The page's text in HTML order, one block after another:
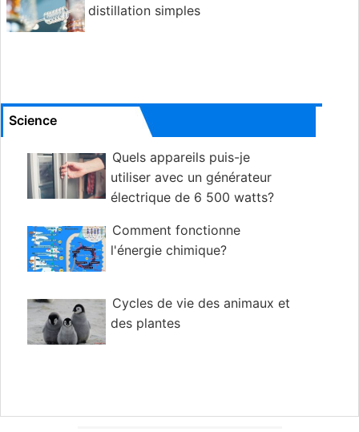
distillation simples
Science
Quels appareils puis-je
utiliser avec un générateur
électrique de 6 500 watts?
Comment fonctionne
l'énergie chimique?
Cycles de vie des animaux et
des plantes